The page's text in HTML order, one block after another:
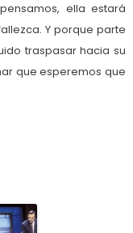
ella estará
Y porque parte
traspasar hacia su
que esperemos que